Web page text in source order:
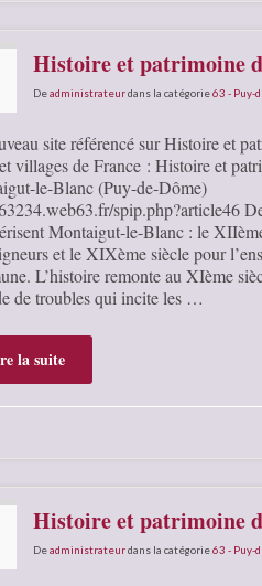
Histoire et patrimoine
Deadministrateurdans la catégorie63 - Puy-
site référencé sur Histoire et
villages de France : Histoire et
le-Blanc (Puy-de-Dôme)
spip.php?article46
Montaigut-le-Blanc : le
et le XIXème siècle pour
L’histoire remonte au XIème
de troubles qui incite les …
la suite
Histoire et patrimoine
Deadministrateurdans la catégorie63 - Puy-